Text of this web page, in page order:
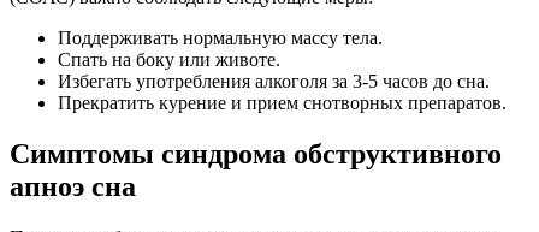
Поддерживать нормальную массу тела.
Спать на боку или животе.
Избегать употребления алкоголя за 3-5 часов до сна.
Прекратить курение и прием снотворных препаратов.
Симптомы синдрома обструктивного
апноэ сна